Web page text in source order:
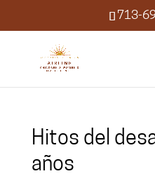
713-
Hitos del
años